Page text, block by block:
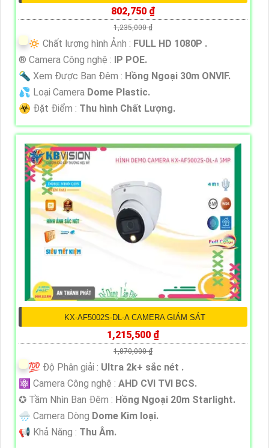
802,750 ₫
1,235,000 ₫
🔅 Chất lượng hình Ảnh : FULL HD 1080P .
®️ Camera Công nghệ : IP POE.
🔦 Xem Được Ban Đêm : Hồng Ngoại 30m ONVIF.
💦 Loại Camera Dome Plastic.
️☣️ Đặt Điểm : Thu hình Chất Lượng.
KX-AF5002S-DL-A CAMERA GIÁM SÁT
1,215,500 ₫
1,870,000 ₫
💯 Độ Phân giải : Ultra 2k+ sắc nét .
⚛️ Camera Công nghệ : AHD CVI TVI BCS.
✪ Tầm Nhìn Ban Đêm : Hồng Ngoại 20m Starlight.
🌧️ Camera Dòng Dome Kim loại.
️📢 Khả Năng : Thu Âm.